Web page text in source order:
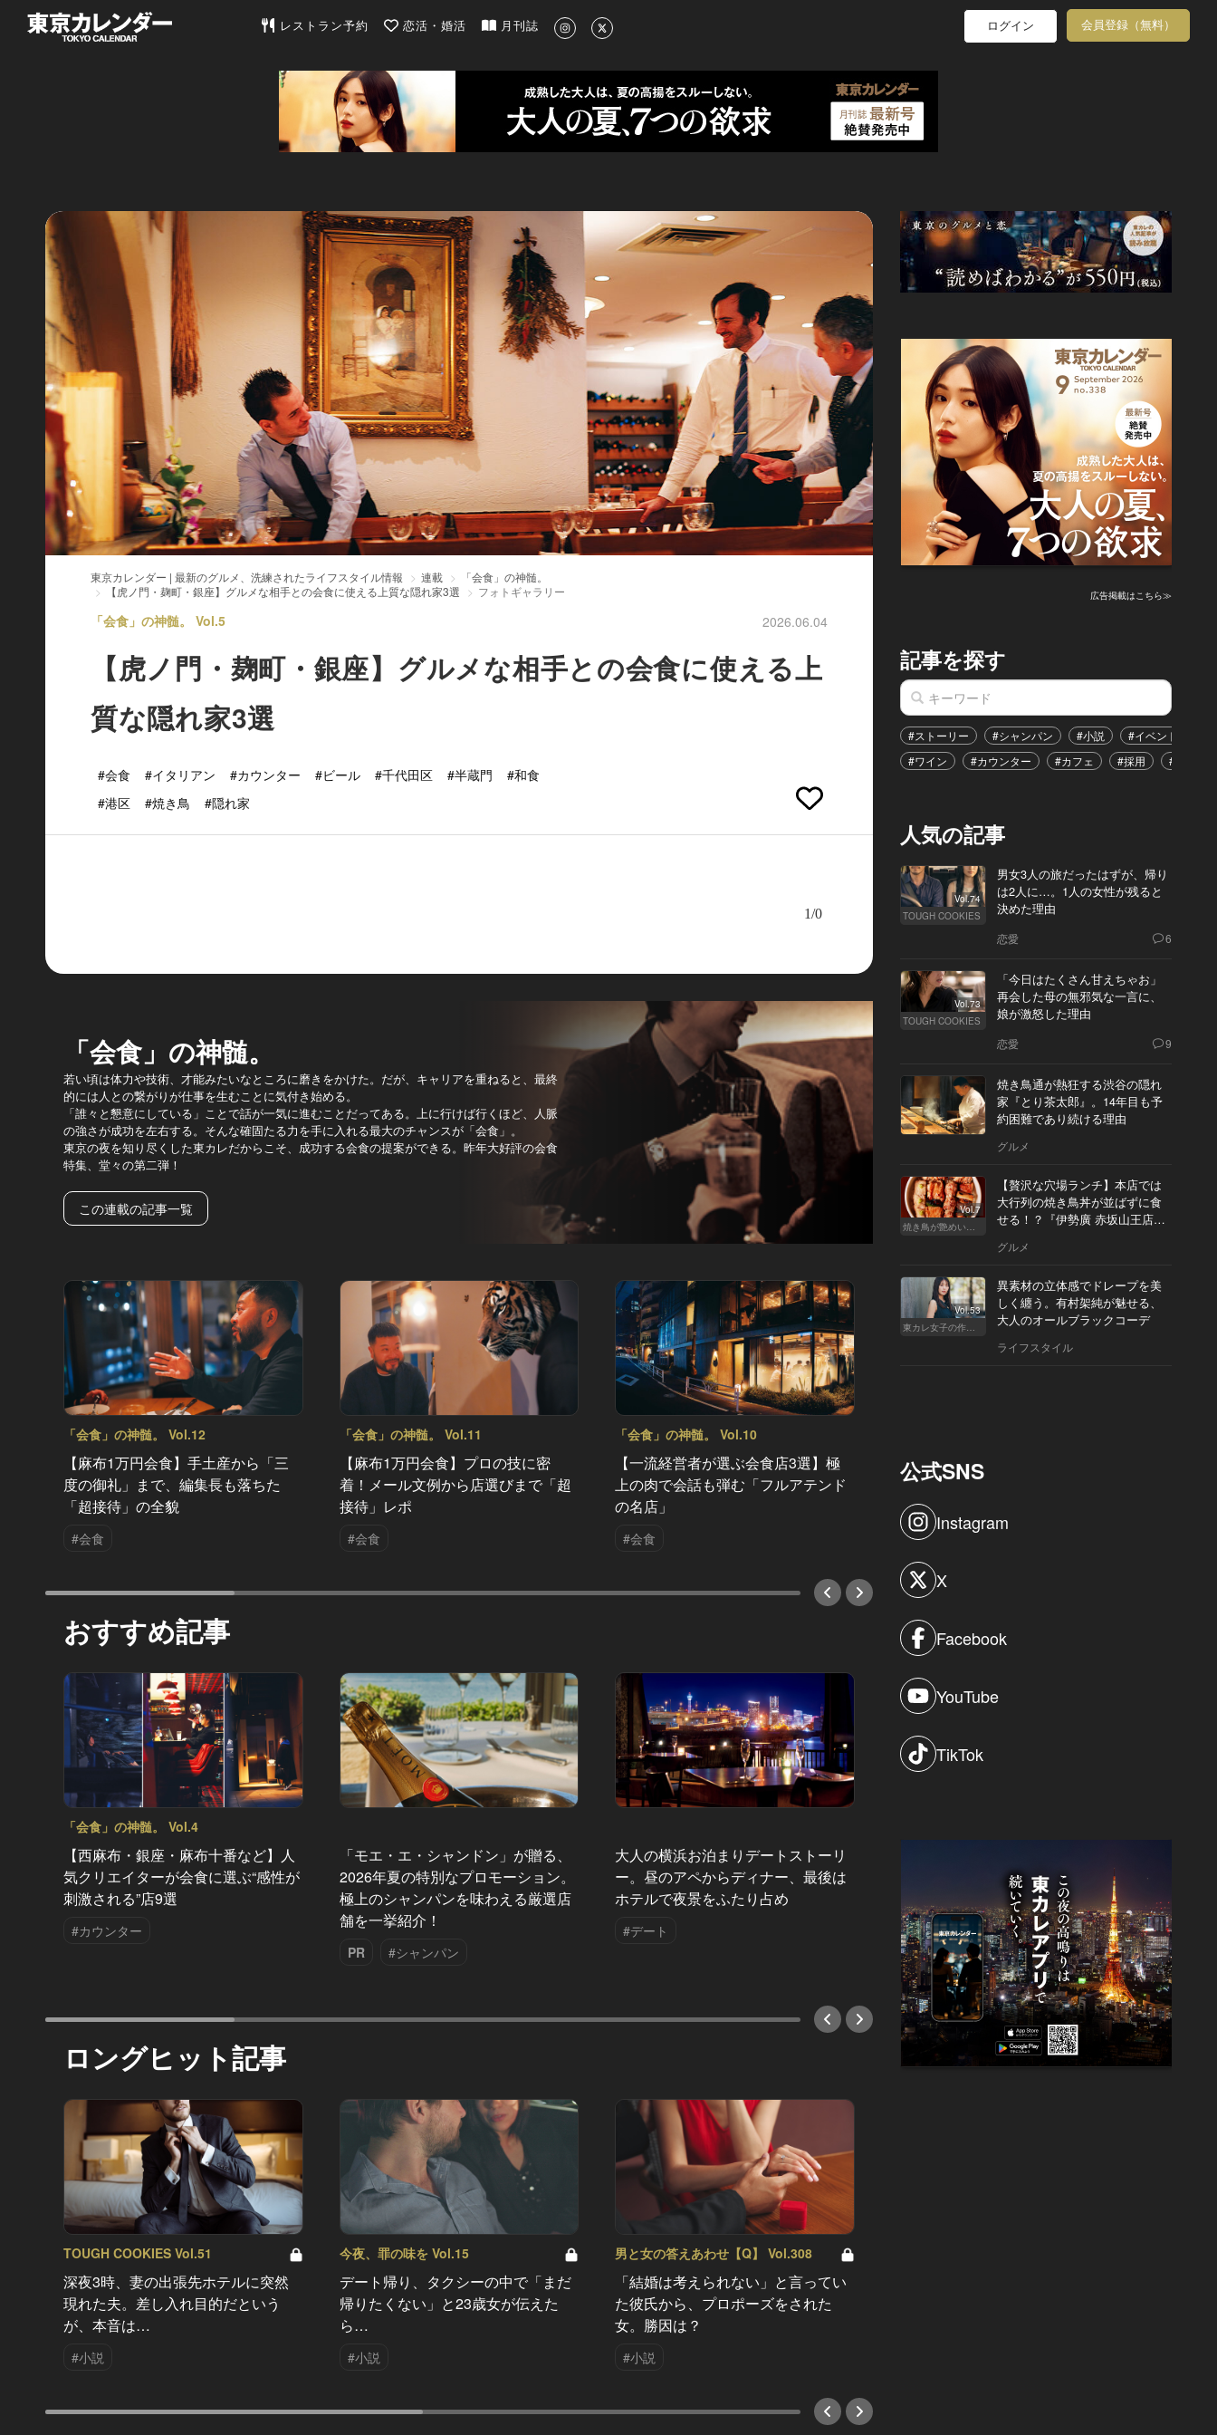
東京カレンダー | 最新のグルメ、洗練されたライフスタイル情報
レストラン予約 恋活・婚活 月刊誌 ログイン 会員登録（無料）
東京カレンダー | 最新のグルメ、洗練されたライフスタイル情報 連載
「会食」の神髄。
【虎ノ門・麹町・銀座】グルメな相手との会食に使える上質な隠れ家3選
フォトギャラリー
「会食」の神髄。 Vol.5 2026.06.04
【虎ノ門・麹町・銀座】グルメな相手との会食に使える上
質な隠れ家3選
#会食 #イタリアン #カウンター #ビール #千代田区 #半蔵門
#和食
#港区
#焼き鳥 #隠れ家
1/0
「会食」の神髄。
若い頃は体力や技術、才能みたいなところに磨きをかけた。だが、キャリアを重ねると、最終
的には人との繋がりが仕事を生むことに気付き始める。
「誰々と懇意にしている」ことで話が一気に進むことだってある。上に行けば行くほど、人脈
の強さが成功を左右する。そんな確固たる力を手に入れる最大のチャンスが「会食」。
東京の夜を知り尽くした東カレだからこそ、成功する会食の提案ができる。昨年大好評の会食
特集、堂々の第二弾！
この連載の記事一覧
「会食」の神髄。 Vol.12
【麻布1万円会食】手土産から「三
度の御礼」まで、編集長も落ちた
「超接待」の全貌
#会食
「会食」の神髄。 Vol.11
【麻布1万円会食】プロの技に密
着！メール文例から店選びまで「超
接待」レポ
#会食
「会食」の神髄。 Vol.10
【一流経営者が選ぶ会食店3選】極
上の肉で会話も弾む「フルアテンド
の名店」
#会食
【一流経営者が選ぶ会食店4選】驚
きと安心感で心を開く「記憶に残る
名店」
#会食
おすすめ記事
「会食」の神髄。 Vol.4
【西麻布・銀座・麻布十番など】人
気クリエイターが会食に選ぶ“感性が
刺激される”店9選
#カウンター
「モエ・エ・シャンドン」が贈る、
2026年夏の特別なプロモーション。
極上のシャンパンを味わえる厳選店
舗を一挙紹介！
PR #シャンパン
大人の横浜お泊まりデートストーリ
ー。昼のアペからディナー、最後は
ホテルで夜景をふたり占め
#デート
絶品うにを好きなだけ、贅沢に食べ
比べ！一貫からお好みでオーダーで
きる秘密の鮨店
#鮨
店にワ
ロングヒット記事
TOUGH COOKIES Vol.51
深夜3時、妻の出張先ホテルに突然
現れた夫。差し入れ目的だという
が、本音は…
#小説
今夜、罪の味を Vol.15
デート帰り、タクシーの中で「まだ
帰りたくない」と23歳女が伝えた
ら…
#小説
男と女の答えあわせ【Q】 Vol.308
「結婚は考えられない」と言ってい
た彼氏から、プロポーズをされた
女。勝因は？
#小説
広告掲載はこちら≫
記事を探す
#ストーリー #シャンパン #小説 #イベント
#ワイン
#カウンター #カフェ #採用 #恋愛
人気の記事
Vol.74
TOUGH COOKIES
男女3人の旅だったはずが、帰り
は2人に…。1人の女性が残ると
決めた理由
恋愛 6
Vol.73
TOUGH COOKIES
「今日はたくさん甘えちゃお」
再会した母の無邪気な一言に、
娘が激怒した理由
恋愛 9
焼き鳥通が熱狂する渋谷の隠れ
家『とり茶太郎』。14年目も予
約困難であり続ける理由
グルメ
Vol.7
焼き鳥が艶めいてきた
【贅沢な穴場ランチ】本店では
大行列の焼き鳥丼が並ばずに食
せる！？『伊勢廣 赤坂山王店』
グルメ
Vol.53
東カレ女子の作り方
異素材の立体感でドレープを美
しく纏う。有村架純が魅せる、
大人のオールブラックコーデ
ライフスタイル
公式SNS
Instagram
X
Facebook
YouTube
TikTok